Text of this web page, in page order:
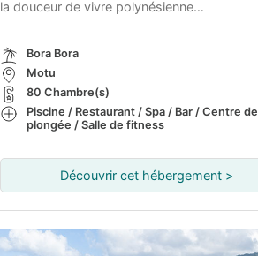
la douceur de vivre polynésienne…
Bora Bora
Motu
80 Chambre(s)
Piscine / Restaurant / Spa / Bar / Centre de
plongée / Salle de fitness
Découvrir cet hébergement >